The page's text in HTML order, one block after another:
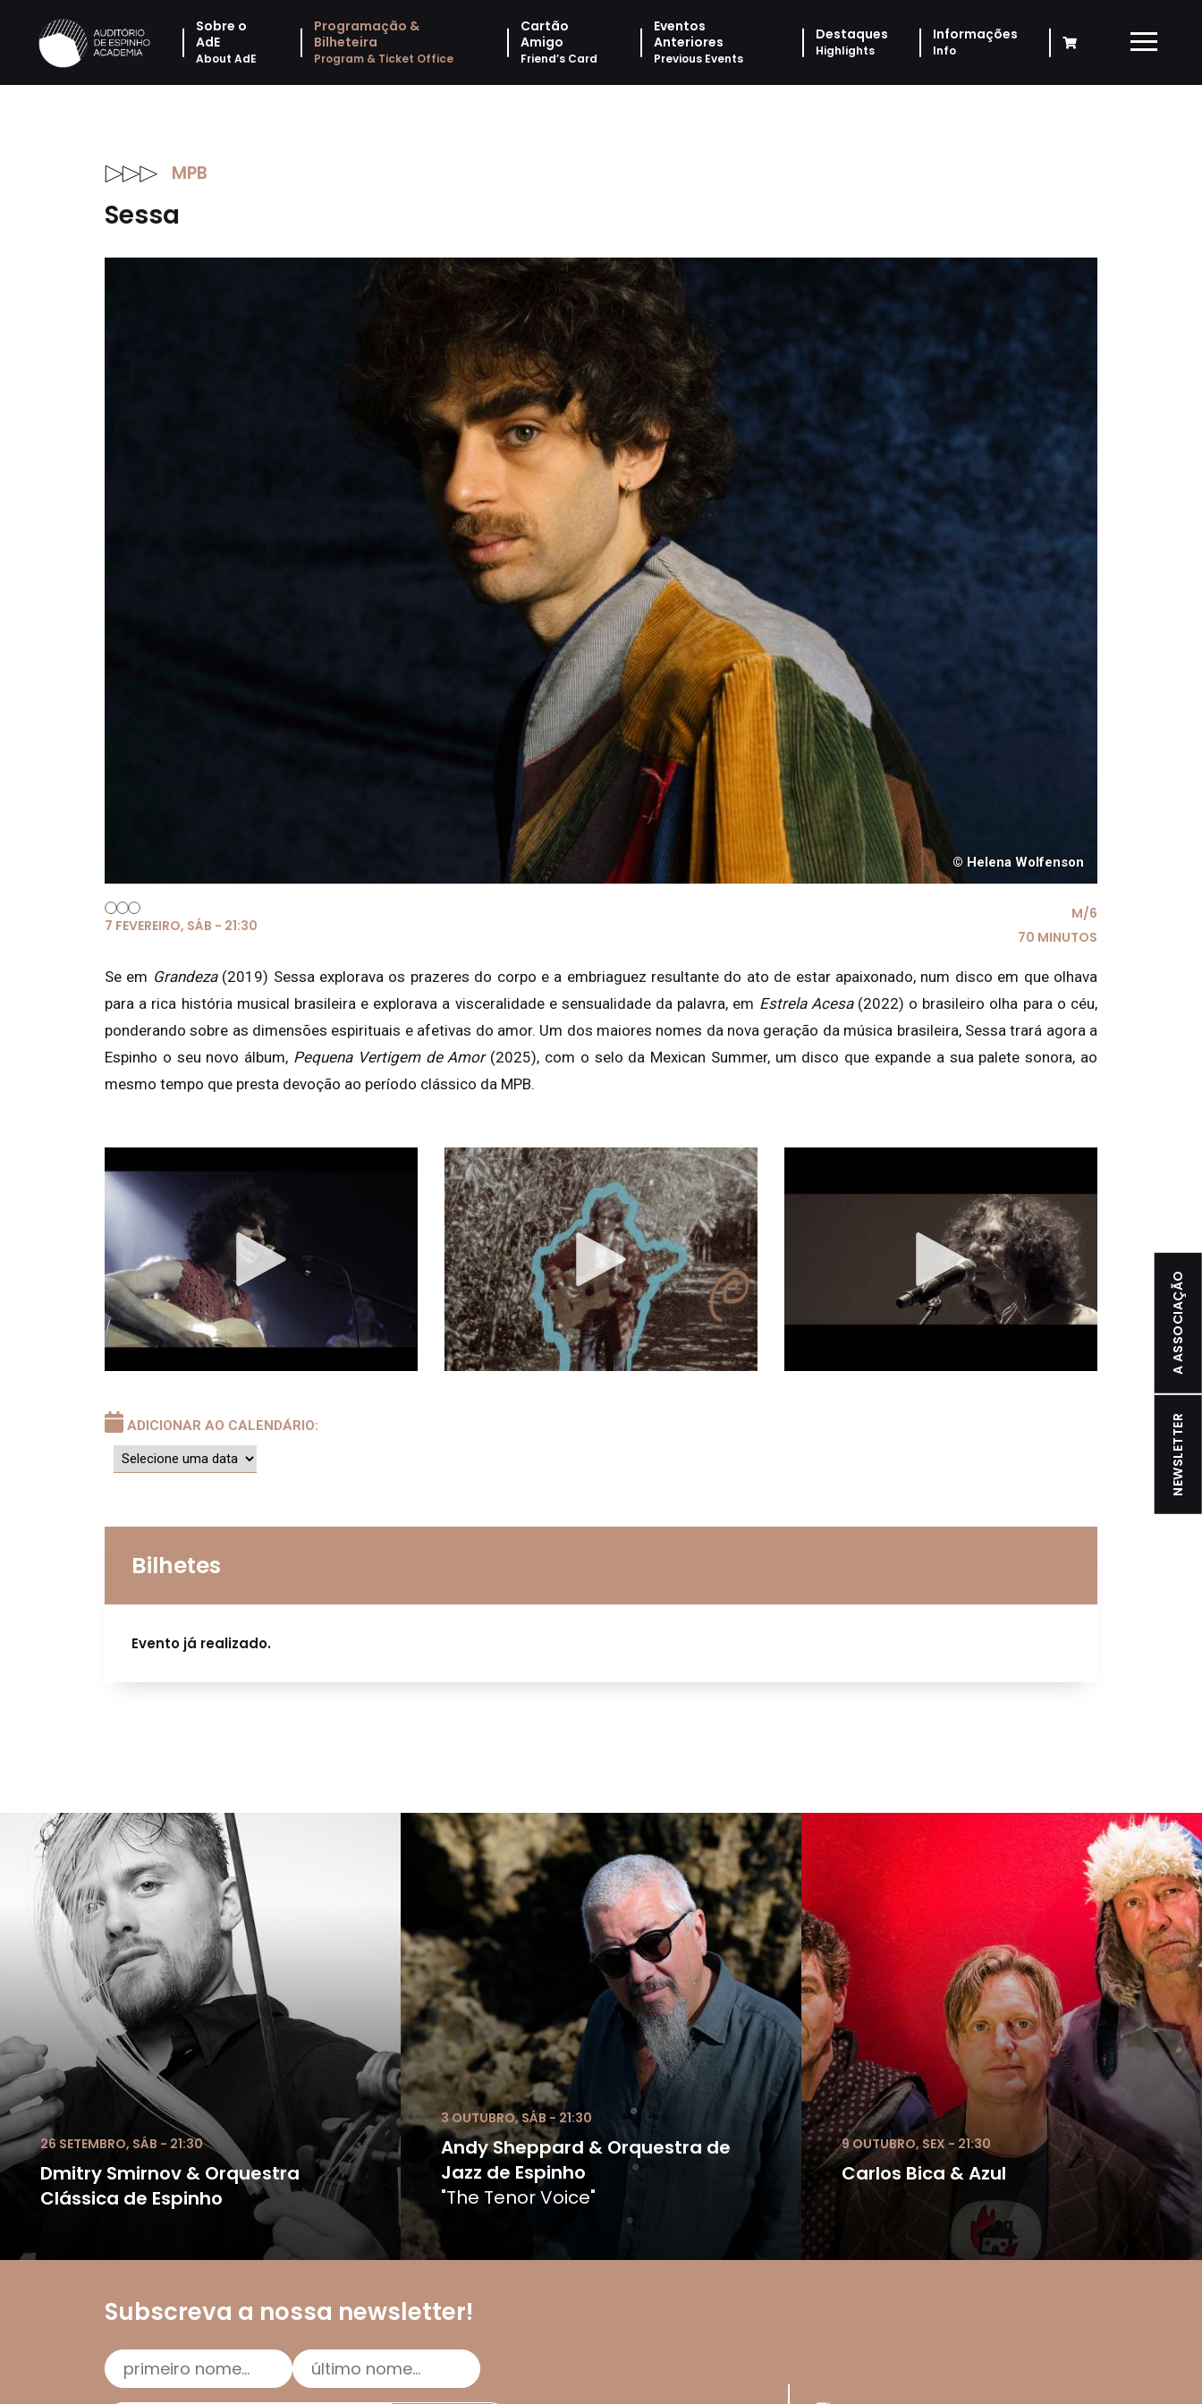
Sobre o
AdE
About AdE
Programação &
Bilheteira
Program & Ticket Office
Cartão
Amigo
Friend’s Card
Eventos
Anteriores
Previous Events
Destaques
Highlights
Informações
Info
MPB
Sessa
© Helena Wolfenson
7 FEVEREIRO, SÁB - 21:30
M/6
70 MINUTOS
Se em Grandeza(2019) Sessa explorava os prazeres do corpo e a embriaguez resultante do ato de estar apaixonado, num disco em que olhava
para a rica história musical brasileira e explorava a visceralidade e sensualidade da palavra, em Estrela Acesa(2022) o brasileiro olha para o céu,
ponderando sobre as dimensões espirituais e afetivas do amor. Um dos maiores nomes da nova geração da música brasileira, Sessa trará agora a
Espinho o seu novo álbum, Pequena Vertigem de Amor(2025), com o selo da Mexican Summer, um disco que expande a sua palete sonora, ao
mesmo tempo que presta devoção ao período clássico da MPB.
ADICIONAR AO CALENDÁRIO:
Bilhetes
Evento já realizado.
26 SETEMBRO, SÁB - 21:30
Dmitry Smirnov & Orquestra
Clássica de Espinho
3 OUTUBRO, SÁB - 21:30
Andy Sheppard & Orquestra de
Jazz de Espinho
"The Tenor Voice"
9 OUTUBRO, SEX - 21:30
Carlos Bica & Azul
Subscreva a nossa newsletter!
NEWSLETTER
A ASSOCIAÇÃO